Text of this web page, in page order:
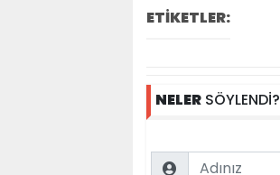
ETİKETLER:
NELER SÖYLENDİ?
Name